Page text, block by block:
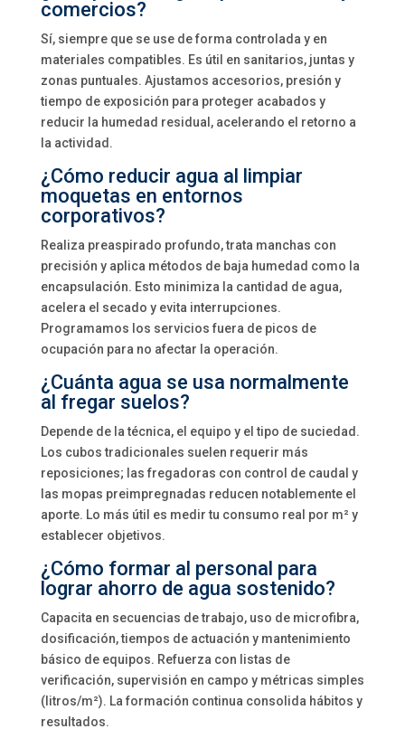
comercios?
Sí, siempre que se use de forma controlada y en
materiales compatibles. Es útil en sanitarios, juntas y
zonas puntuales. Ajustamos accesorios, presión y
tiempo de exposición para proteger acabados y
reducir la humedad residual, acelerando el retorno a
la actividad.
¿Cómo reducir agua al limpiar
moquetas en entornos
corporativos?
Realiza preaspirado profundo, trata manchas con
precisión y aplica métodos de baja humedad como la
encapsulación. Esto minimiza la cantidad de agua,
acelera el secado y evita interrupciones.
Programamos los servicios fuera de picos de
ocupación para no afectar la operación.
¿Cuánta agua se usa normalmente
al fregar suelos?
Depende de la técnica, el equipo y el tipo de suciedad.
Los cubos tradicionales suelen requerir más
reposiciones; las fregadoras con control de caudal y
las mopas preimpregnadas reducen notablemente el
aporte. Lo más útil es medir tu consumo real por m² y
establecer objetivos.
¿Cómo formar al personal para
lograr ahorro de agua sostenido?
Capacita en secuencias de trabajo, uso de microfibra,
dosificación, tiempos de actuación y mantenimiento
básico de equipos. Refuerza con listas de
verificación, supervisión en campo y métricas simples
(litros/m²). La formación continua consolida hábitos y
resultados.